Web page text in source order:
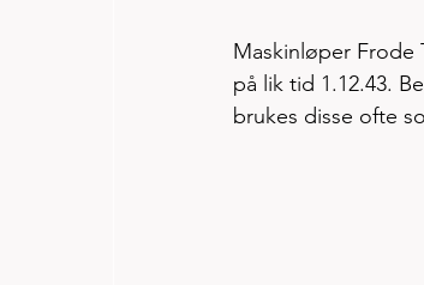
Maskinløper
på lik tid 1.12.43.
brukes disse ofte